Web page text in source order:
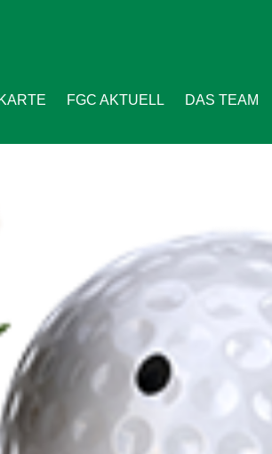
FGC AKTUELL DAS TEAM